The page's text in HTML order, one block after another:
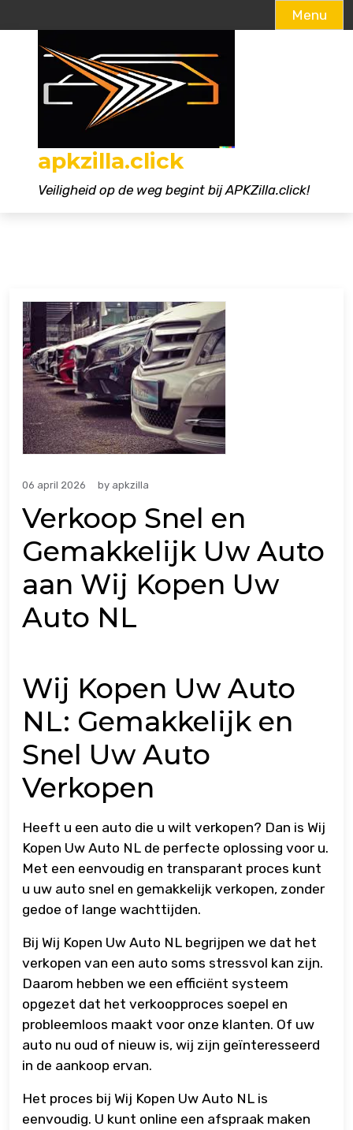
Menu
apkzilla.click
Veiligheid op de weg begint bij APKZilla.click!
06 april 2026 by apkzilla
Verkoop Snel en
Gemakkelijk Uw Auto
aan Wij Kopen Uw
Auto NL
Wij Kopen Uw Auto
NL: Gemakkelijk en
Snel Uw Auto
Verkopen
Heeft u een auto die u wilt verkopen? Dan is Wij
Kopen Uw Auto NL de perfecte oplossing voor u.
Met een eenvoudig en transparant proces kunt
u uw auto snel en gemakkelijk verkopen, zonder
gedoe of lange wachttijden.
Bij Wij Kopen Uw Auto NL begrijpen we dat het
verkopen van een auto soms stressvol kan zijn.
Daarom hebben we een efficiënt systeem
opgezet dat het verkoopproces soepel en
probleemloos maakt voor onze klanten. Of uw
auto nu oud of nieuw is, wij zijn geïnteresseerd
in de aankoop ervan.
Het proces bij Wij Kopen Uw Auto NL is
eenvoudig. U kunt online een afspraak maken